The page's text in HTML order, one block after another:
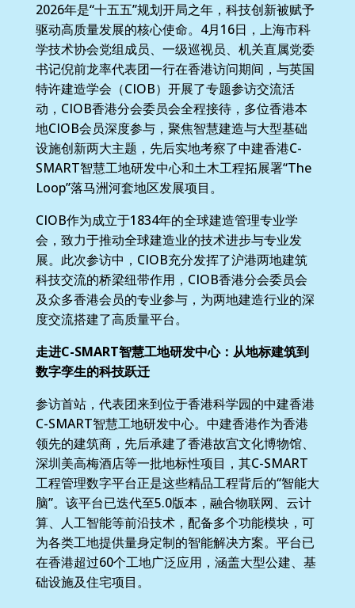
2026年是“十五五”规划开局之年，科技创新被赋予
驱动高质量发展的核心使命。4月16日，上海市科
学技术协会党组成员、一级巡视员、机关直属党委
书记倪前龙率代表团一行在香港访问期间，与英国
特许建造学会（CIOB）开展了专题参访交流活
动，CIOB香港分会委员会全程接待，多位香港本
地CIOB会员深度参与，聚焦智慧建造与大型基础
设施创新两大主题，先后实地考察了中建香港C-
SMART智慧工地研发中心和土木工程拓展署“The
Loop”落马洲河套地区发展项目。
CIOB作为成立于1834年的全球建造管理专业学
会，致力于推动全球建造业的技术进步与专业发
展。此次参访中，CIOB充分发挥了沪港两地建筑
科技交流的桥梁纽带作用，CIOB香港分会委员会
及众多香港会员的专业参与，为两地建造行业的深
度交流搭建了高质量平台。
走进C-SMART智慧工地研发中心：从地标建筑到
数字孪生的科技跃迁
参访首站，代表团来到位于香港科学园的中建香港
C-SMART智慧工地研发中心。中建香港作为香港
领先的建筑商，先后承建了香港故宫文化博物馆、
深圳美高梅酒店等一批地标性项目，其C-SMART
工程管理数字平台正是这些精品工程背后的“智能大
脑”。该平台已迭代至5.0版本，融合物联网、云计
算、人工智能等前沿技术，配备多个功能模块，可
为各类工地提供量身定制的智能解决方案。平台已
在香港超过60个工地广泛应用，涵盖大型公建、基
础设施及住宅项目。